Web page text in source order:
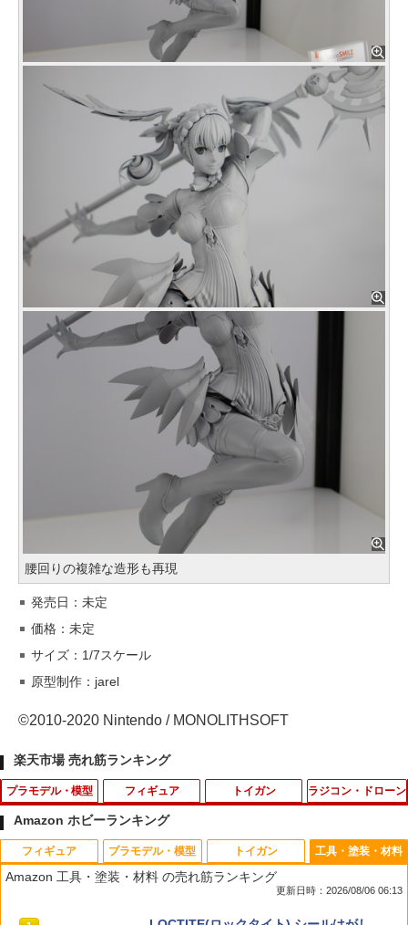
腰回りの複雑な造形も再現
発売日：未定
価格：未定
サイズ：1/7スケール
原型制作：jarel
©2010-2020 Nintendo / MONOLITHSOFT
楽天市場 売れ筋ランキング
プラモデル・模型
1
GuCra みかん 果物模型 本物そっくりの
模型 加重タイプ 8個パック 食品サンプル
フィギュア
1
BANDAI SPIRITS S.H.Figuarts モンキ
ー・D・ルフィ -鬼ヶ島討入-
トイガン
1
GLOCK-07 GLK-07 【強化/リペア
に！】GUARDER ガーダー 強化ピスト
ンカップ(GLOCK-07)★東京マルイGLO
ラジコン・ドローン
1
タミヤ OP.1642 4mmフランジロックナ
ット （ブラック） 8個
Amazon ホビーランキング
フィギュア プラモデル・模型 トイガン 工具・塗装・材料
Amazon 工具・塗装・材料 の売れ筋ランキング
更新日時：2026/08/06 06:13